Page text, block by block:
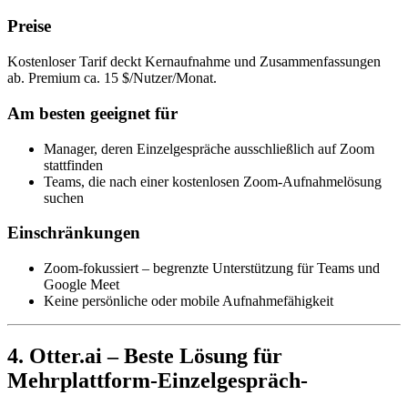
Preise
Kostenloser Tarif deckt Kernaufnahme und Zusammenfassungen
ab. Premium ca. 15 $/Nutzer/Monat.
Am besten geeignet für
Manager, deren Einzelgespräche ausschließlich auf Zoom
stattfinden
Teams, die nach einer kostenlosen Zoom-Aufnahmelösung
suchen
Einschränkungen
Zoom-fokussiert – begrenzte Unterstützung für Teams und
Google Meet
Keine persönliche oder mobile Aufnahmefähigkeit
4. Otter.ai – Beste Lösung für
Mehrplattform-Einzelgespräch-